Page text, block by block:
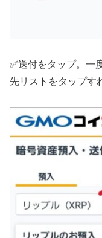
✅送付をタップ。一
先リストをタップす